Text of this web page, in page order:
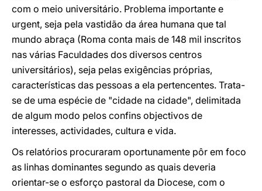
com o meio universitário. Problema importante e
urgent, seja pela vastidão da área humana que tal
mundo abraça (Roma conta mais de 148 mil inscritos
nas várias Faculdades dos diversos centros
universitários), seja pelas exigências próprias,
características das pessoas a ela pertencentes. Trata-
se de uma espécie de "cidade na cidade", delimitada
de algum modo pelos confins objectivos de
interesses, actividades, cultura e vida.
Os relatórios procuraram oportunamente pôr em foco
as linhas dominantes segundo as quais deveria
orientar-se o esforço pastoral da Diocese, com o